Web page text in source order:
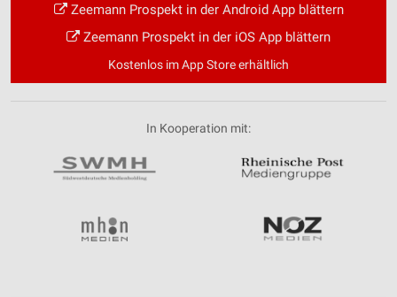
Zeemann Prospekt in der Android App blättern
Zeemann Prospekt in der iOS App blättern
Kostenlos im App Store erhältlich
In Kooperation mit: